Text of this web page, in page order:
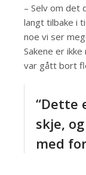
– Selv om det
langt tilbake i
noe vi ser
Sakene er
var gått bort
“Dette
skje,
med